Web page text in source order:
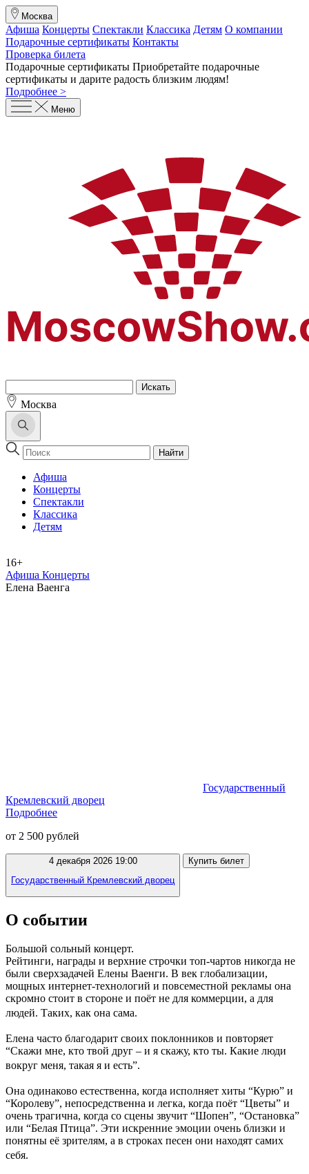
Москва
Афиша Концерты Спектакли Классика Детям О компании
Подарочные сертификаты Контакты
Проверка билета
Подарочные сертификаты Приобретайте подарочные
сертификаты и дарите радость близким людям!
Подробнее >
Меню
Москва
Найти
Афиша
Концерты
Спектакли
Классика
Детям
16+
Афиша Концерты
Елена Ваенга
Государственный
Кремлевский дворец
Подробнее
от 2 500 рублей
4 декабря 2026 19:00
Государственный Кремлевский дворец
Купить билет
О событии
Большой сольный концерт.
Рейтинги, награды и верхние строчки топ-чартов никогда не
были сверхзадачей Елены Ваенги. В век глобализации,
мощных интернет-технологий и повсеместной рекламы она
скромно стоит в стороне и поёт не для коммерции, а для
людей. Таких, как она сама.
Елена часто благодарит своих поклонников и повторяет
“Скажи мне, кто твой друг – и я скажу, кто ты. Какие люди
вокруг меня, такая я и есть”.
Она одинаково естественна, когда исполняет хиты “Курю” и
“Королеву”, непосредственна и легка, когда поёт “Цветы” и
очень трагична, когда со сцены звучит “Шопен”, “Остановка”
или “Белая Птица”. Эти искренние эмоции очень близки и
понятны её зрителям, а в строках песен они находят самих
себя.